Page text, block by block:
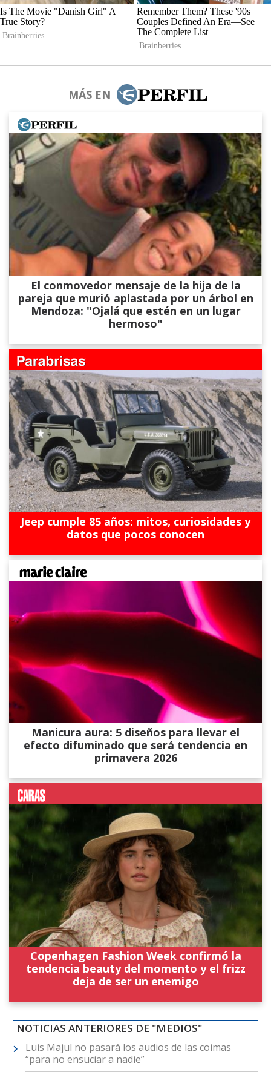
MÁS EN
El conmovedor mensaje de la hija de la
pareja que murió aplastada por un árbol en
Mendoza: "Ojalá que estén en un lugar
hermoso"
Jeep cumple 85 años: mitos, curiosidades y
datos que pocos conocen
Manicura aura: 5 diseños para llevar el
efecto difuminado que será tendencia en
primavera 2026
Copenhagen Fashion Week confirmó la
tendencia beauty del momento y el frizz
deja de ser un enemigo
NOTICIAS ANTERIORES DE "MEDIOS"
Luis Majul no pasará los audios de las coimas
“para no ensuciar a nadie”